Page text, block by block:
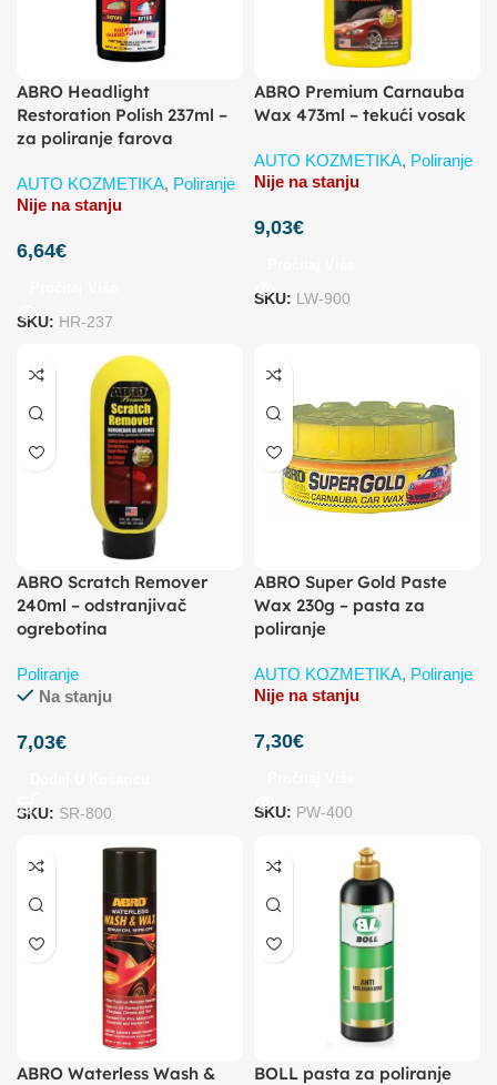
ABRO Headlight
Restoration Polish 237ml –
za poliranje farova
AUTO KOZMETIKA, Poliranje
Nije na stanju
6,64€
SKU: HR-237
ABRO Premium Carnauba
Wax 473ml – tekući vosak
AUTO KOZMETIKA, Poliranje
Nije na stanju
9,03€
SKU: LW-900
ABRO Scratch Remover
240ml – odstranjivač
ogrebotina
Poliranje
Na stanju
7,03€
SKU: SR-800
ABRO Super Gold Paste
Wax 230g – pasta za
poliranje
AUTO KOZMETIKA, Poliranje
Nije na stanju
7,30€
SKU: PW-400
ABRO Waterless Wash &
BOLL pasta za poliranje